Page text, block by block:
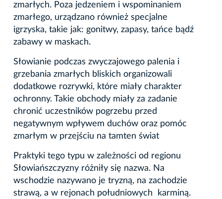
zmarłych. Poza jedzeniem i wspominaniem
zmarłego, urządzano również specjalne
igrzyska, takie jak: gonitwy, zapasy, tańce bądź
zabawy w maskach.
Słowianie podczas zwyczajowego palenia i
grzebania zmarłych bliskich organizowali
dodatkowe rozrywki, które miały charakter
ochronny. Takie obchody miały za zadanie
chronić uczestników pogrzebu przed
negatywnym wpływem duchów oraz pomóc
zmarłym w przejściu na tamten świat
Praktyki tego typu w zależności od regionu
Słowiańszczyzny różniły się nazwa. Na
wschodzie nazywano je tryzną, na zachodzie
strawą, a w rejonach południowych karminą.